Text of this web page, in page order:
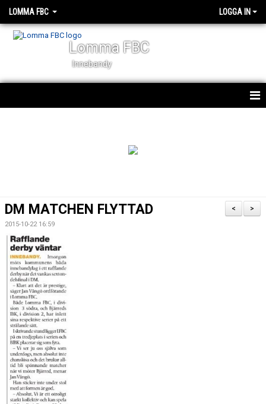
LOMMA FBC LOGGA IN
Lomma FBC
Innebandy
VÅRA LAG
STYRELSEN
MATCHER
SPONSORER
LOMMA FBC SHOPPEN
GDPR
>
<
DM MATCHEN FLYTTAD
2015-10-22 16:59